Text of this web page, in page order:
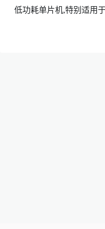
低功耗单片机,特别适用